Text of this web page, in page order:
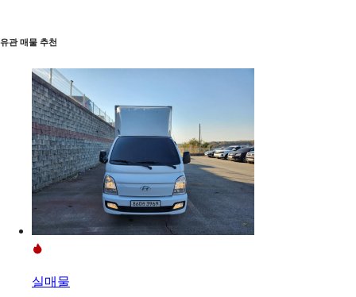
유관 매물 추천
실매물